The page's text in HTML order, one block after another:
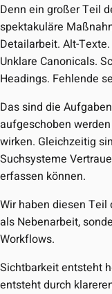
Denn ein großer Teil
spektakuläre
Detailarbeit. Alt-
Unklare Canonicals.
Headings. Fehlende
Das sind die
aufgeschoben
wirken. Gleichzeitig
Suchsysteme
erfassen können.
Wir haben diesen
als Nebenarbeit,
Workflows.
Sichtbarkeit entsteht
entsteht durch